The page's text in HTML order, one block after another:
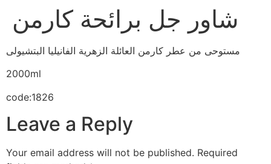
شاور جل برائحة كارمن
مستوحى من عطر كارمن العائلة الزهرية الفانيليا البتشيولى
2000ml
code:1826
Leave a Reply
Your email address will not be published. Required